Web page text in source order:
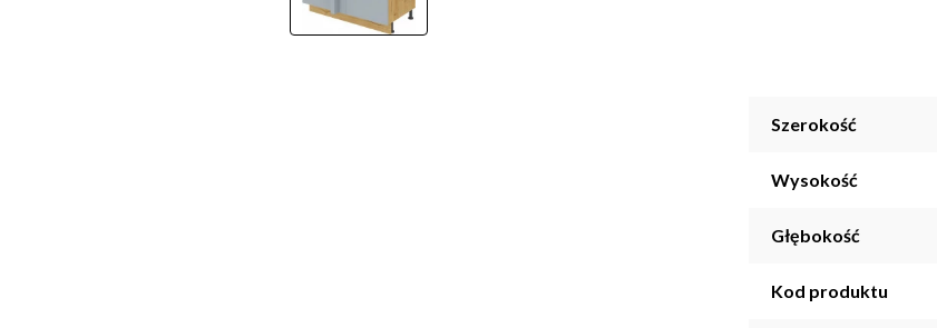
Szerokość
Wysokość
Głębokość
Kod produktu